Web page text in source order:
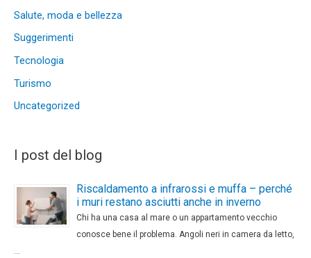
Salute, moda e bellezza
Suggerimenti
Tecnologia
Turismo
Uncategorized
I post del blog
Riscaldamento a infrarossi e muffa – perché
i muri restano asciutti anche in inverno
Chi ha una casa al mare o un appartamento vecchio
conosce bene il problema. Angoli neri in camera da letto,
…